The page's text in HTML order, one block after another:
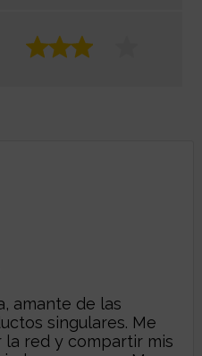
amante de las
singulares. Me
red y compartir mis